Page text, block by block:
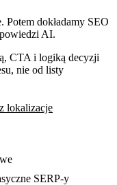
Potem dokładamy SEO
AI.
CTA i logiką decyzji
nie od listy
lokalizacje
SERP-y